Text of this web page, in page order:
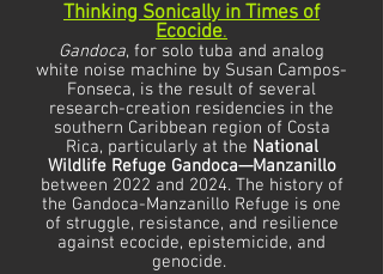
Thinking Sonically in Times of
Ecocide.
Gandoca, for solo tuba and analog
white noise machine by Susan Campos-
Fonseca, is the result of several
research-creation residencies in the
southern Caribbean region of Costa
Rica, particularly at the National
Wildlife Refuge Gandoca—Manzanillo
between 2022 and 2024. The history of
the Gandoca-Manzanillo Refuge is one
of struggle, resistance, and resilience
against ecocide, epistemicide, and
genocide.